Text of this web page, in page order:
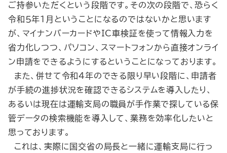
ご持参いただくという段階です。その次の段階で、恐らく
令和５年１月ということになるのではないかと思います
が、マイナンバーカードやIC車検証を使って情報入力を
省力化しつつ、パソコン、スマートフォンから直接オンライ
ン申請をできるようにするということになっております。
また、併せて令和４年のできる限り早い段階に、申請者
が手続の進捗状況を確認できるシステムを導入したり、
あるいは現在は運輸支局の職員が手作業で探している保
管データの検索機能を導入して、業務を効率化したいと
思っております。
これは、実際に国交省の局長と一緒に運輸支局に行っ